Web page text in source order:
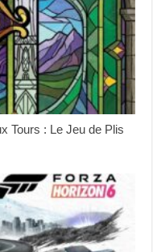
Tours : Le Jeu de Plis